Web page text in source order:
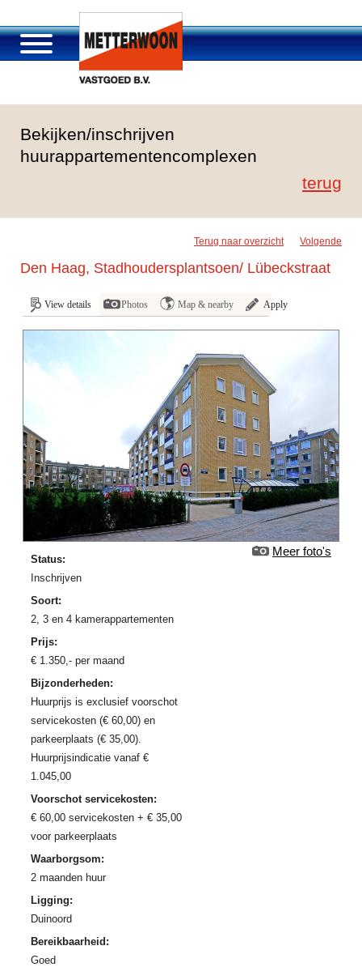
Portfolio
Roosendaal Passage
Bekijken/inschrijven
huurappartementencomplexen
terug
Terug naar overzicht Volgende
Den Haag, Stadhoudersplantsoen/ Lübeckstraat
View details Photos Map & nearby Apply
Meer foto's
Status:
Inschrijven
Soort:
2, 3 en 4 kamerappartementen
Prijs:
€ 1.350 ,- per maand
Bijzonderheden:
Huurprijs is exclusief voorschot
servicekosten (€ 60,00) en
parkeerplaats (€ 35,00).
Huurprijsindicatie vanaf €
1.045,00
Voorschot servicekosten:
€ 60,00 servicekosten + € 35,00
voor parkeerplaats
Waarborgsom:
2 maanden huur
Ligging:
Duinoord
Bereikbaarheid:
Goed